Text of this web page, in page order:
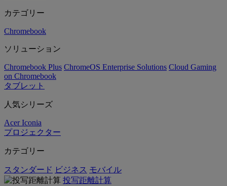
カテゴリー
Chromebook
ソリューション
Chromebook Plus ChromeOS Enterprise Solutions Cloud Gaming
on Chromebook
タブレット
人気シリーズ
Acer Iconia
プロジェクター
カテゴリー
スタンダード ビジネス モバイル
投写距離計算